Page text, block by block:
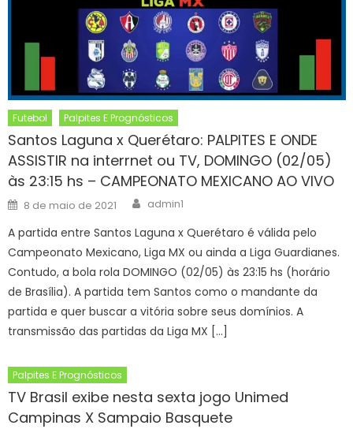
Futebol Palpites E Prognósticos
Santos Laguna x Querétaro: PALPITES E ONDE
ASSISTIR na interrnet ou TV, DOMINGO (02/05)
às 23:15 hs – CAMPEONATO MEXICANO AO VIVO
Posted
on
8 de maio de 2021 Author
admin1
A partida entre Santos Laguna x Querétaro é válida pelo
Campeonato Mexicano, Liga MX ou ainda a Liga Guardianes.
Contudo, a bola rola DOMINGO (02/05) às 23:15 hs (horário
de Brasília). A partida tem Santos como o mandante da
partida e quer buscar a vitória sobre seus domínios. A
transmissão das partidas da Liga MX […]
Palpites E Prognósticos
TV Brasil exibe nesta sexta jogo Unimed
Campinas X Sampaio Basquete